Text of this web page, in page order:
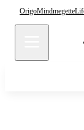
OrigoMindmegette